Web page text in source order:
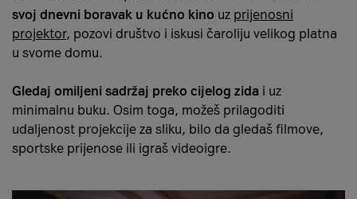
svoj dnevni boravak u kućno kino uz prijenosni
projektor, pozovi društvo i iskusi čaroliju velikog platna
u svome domu.
Gledaj omiljeni sadržaj preko cijelog zida i uz
minimalnu buku. Osim toga, možeš prilagoditi
udaljenost projekcije za sliku, bilo da gledaš filmove,
sportske prijenose ili igraš videoigre.